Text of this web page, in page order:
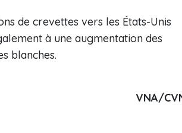
de crevettes vers les États-Unis
à une augmentation des
blanches.
VNA/